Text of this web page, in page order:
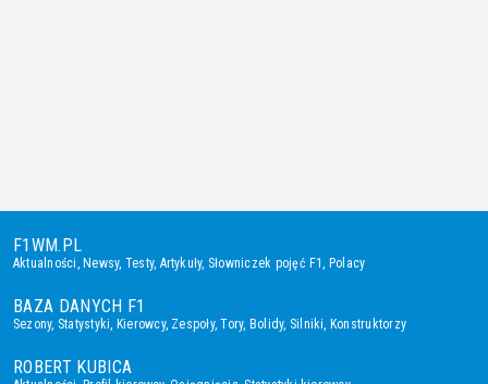
F1WM.PL
Aktualności, Newsy, Testy, Artykuły, Słowniczek pojęć F1, Polacy
BAZA DANYCH F1
Sezony, Statystyki, Kierowcy, Zespoły,Tory, Bolidy, Silniki, Konstruktorzy
ROBERT KUBICA